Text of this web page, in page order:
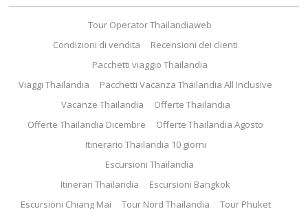
Tour Operator Thailandiaweb
Condizioni di vendita
Recensioni dei clienti
Pacchetti viaggio Thailandia
Viaggi Thailandia
Pacchetti Vacanza Thailandia All Inclusive
Vacanze Thailandia
Offerte Thailandia
Offerte Thailandia Dicembre
Offerte Thailandia Agosto
Itinerario Thailandia 10 giorni
Escursioni Thailandia
Itinerari Thailandia
Escursioni Bangkok
Escursioni Chiang Mai
Tour Nord Thailandia Tour Phuket